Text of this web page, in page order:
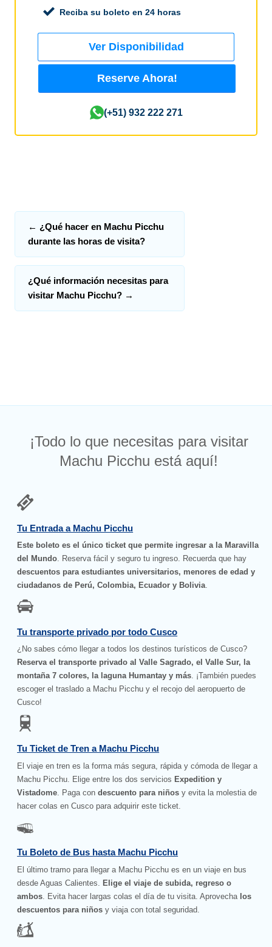
Reciba su boleto en 24 horas
Ver Disponibilidad
Reserve Ahora!
(+51) 932 222 271
← ¿Qué hacer en Machu Picchu
durante las horas de visita?
¿Qué información necesitas para
visitar Machu Picchu? →
¡Todo lo que necesitas para visitar
Machu Picchu está aquí!
Tu Entrada a Machu Picchu
Este boleto es el único ticket que permite ingresar a la Maravilla
del Mundo. Reserva fácil y seguro tu ingreso. Recuerda que hay
descuentos para estudiantes universitarios, menores de edad y
ciudadanos de Perú, Colombia, Ecuador y Bolivia.
Tu transporte privado por todo Cusco
¿No sabes cómo llegar a todos los destinos turísticos de Cusco?
Reserva el transporte privado al Valle Sagrado, el Valle Sur, la
montaña 7 colores, la laguna Humantay y más. ¡También puedes
escoger el traslado a Machu Picchu y el recojo del aeropuerto de
Cusco!
Tu Ticket de Tren a Machu Picchu
El viaje en tren es la forma más segura, rápida y cómoda de llegar a
Machu Picchu. Elige entre los dos servicios Expedition y
Vistadome . Paga condescuento para niños y evita la molestia de
hacer colas en Cusco para adquirir este ticket.
Tu Boleto de Bus hasta Machu Picchu
El último tramo para llegar a Machu Picchu es en un viaje en bus
desde Aguas Calientes.
Elige el viaje de subida, regreso o
ambos . Evita hacer largas colas el día de tu visita. Aprovecha los
descuentos para niños y viaja con total seguridad.